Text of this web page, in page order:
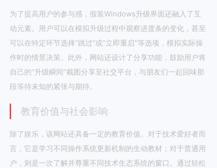
为了提高用户的参与感，假装Windows升级界面还融入了互
动元素。用户可以在模拟升级过程中观察进度条的变化，甚至
可以在特定环节选择“跳过”或“立即重启”等选项，模拟实际操
作时的情景决策。此外，网站还设计了分享功能，鼓励用户将
自己的“升级瞬间”截图分享至社交平台，与朋友们一起回味那
段等待未知的紧张与期待。
教育价值与社会影响
除了娱乐，该网站还具备一定的教育价值。对于技术爱好者而
言，它是学习不同操作系统更新机制的生动教材；对于普通用
户，则是一次了解并尊重不同技术生态系统的窗口。通过轻松